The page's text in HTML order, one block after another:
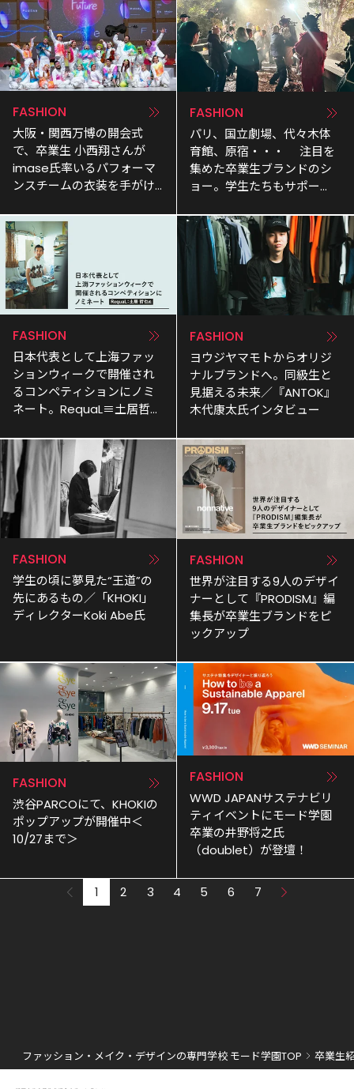
FASHION
大阪・関西万博の開会式
で、卒業生 小西翔さんが
imase氏率いるパフォーマ
ンスチームの衣装を手がけ
FASHION
パリ、国立劇場、代々木体
育館、原宿・・・ 　注目を
集めた卒業生ブランドのシ
ョー。学生たちもサポー
FASHION
日本代表として上海ファッ
ションウィークで開催され
るコンペティションにノミ
ネート。RequaL≡土居哲也
FASHION
ヨウジヤマモトからオリジ
ナルブランドへ。同級生と
見据える未来／『ANTOK』
木代康太氏インタビュー
FASHION
学生の頃に夢見た“王道”の
先にあるもの／「KHOKI」
ディレクターKoki Abe氏
FASHION
世界が注目する9人のデザイ
ナーとして『PRODISM』編
集長が卒業生ブランドをピ
ックアップ
FASHION
渋谷PARCOにて、KHOKIの
ポップアップが開催中＜
10/27まで＞
FASHION
WWD JAPANサステナビリ
ティイベントにモード学園
卒業の井野将之氏
（doublet）が登壇！
1 2 3 4 5 6 7
ファッション・メイク・デザインの専門学校 モード学園TOP 卒業生